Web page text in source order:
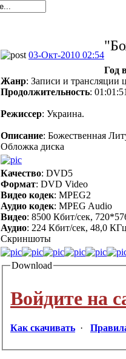
03-Окт-2010 02:54
Год
Жанр: Записи и трансляции
Продолжительность: 01:01:51
Режиссер: Украина.
Описание: Божественная
Обложка диска
Качество: DVD5
Формат: DVD Video
Видео кодек: MPEG2
Аудио кодек: MPEG Audio
Видео: 8500 Кбит/сек,
Аудио: 224 Кбит/сек, 48,0
Скриншоты
Download
Войдите на
Как скачивать ·